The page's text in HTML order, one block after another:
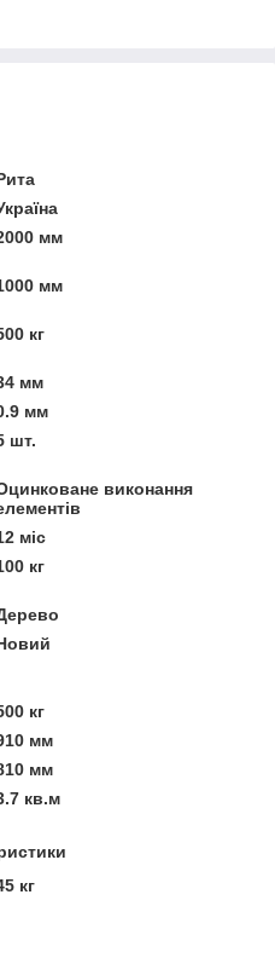
мм
мм
кг
мм
мм
шт.
виконання
міс
кг
кг
мм
мм
кв.м
кг